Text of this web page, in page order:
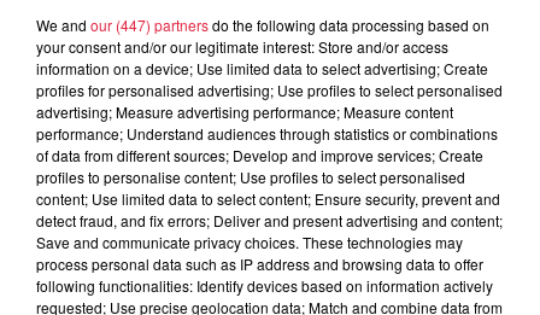
6 août 2026
Au zoo de Mulhouse : rencontre
avec les flamants rouges
À découvrir également
We and our (447) partnersdo the following data processing based on
your consent and/or our legitimate interest: Store and/or access
information on a device; Use limited data to select advertising; Create
profiles for personalised advertising; Use profiles to select personalised
advertising; Measure advertising performance; Measure content
performance; Understand audiences through statistics or combinations
of data from different sources; Develop and improve services; Create
profiles to personalise content; Use profiles to select personalised
content; Use limited data to select content; Ensure security, prevent and
detect fraud, and fix errors; Deliver and present advertising and content;
Save and communicate privacy choices. These technologies may
process personal data such as IP address and browsing data to offer
following functionalities: Identify devices based on information actively
requested; Use precise geolocation data; Match and combine data from